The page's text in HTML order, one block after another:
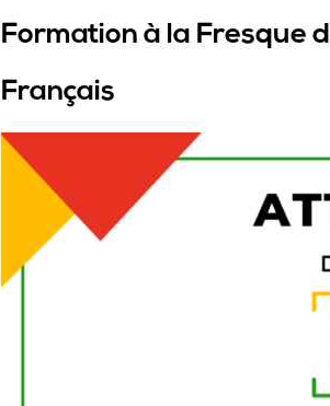
Formation à la Fresque
Français